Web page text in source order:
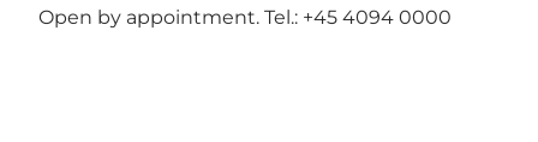
Open by appointment. Tel.: +45 4094 0000